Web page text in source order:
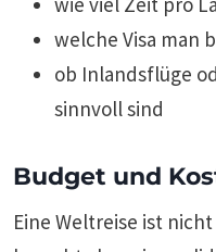
welche Visa man
ob Inlandsflüge
sinnvoll sind
Budget und
Eine Weltreise ist